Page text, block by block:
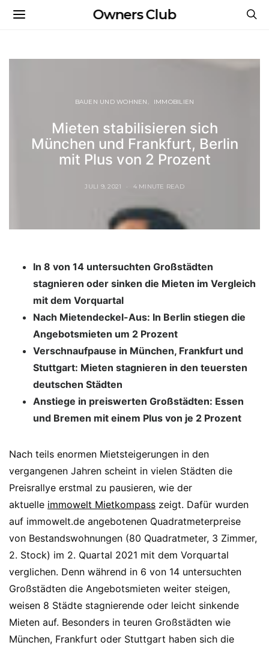
Owners Club
BAUEN UND WOHNEN IMMOBILIEN
Mieten stabilisieren sich
München und Frankfurt, Berlin
mit Plus von 2 Prozent
JULI 9, 2021 4 MINUTE READ
In 8 von 14 untersuchten Großstädten
stagnieren oder sinken die Mieten im Vergleich
mit dem Vorquartal
Nach Mietendeckel-Aus: In Berlin stiegen die
Angebotsmieten um 2 Prozent
Verschnaufpause in München, Frankfurt und
Stuttgart: Mieten stagnieren in den teuersten
deutschen Städten
Anstiege in preiswerten Großstädten: Essen
und Bremen mit einem Plus von je 2 Prozent
Nach teils enormen Mietsteigerungen in den
vergangenen Jahren scheint in vielen Städten die
Preisrallye erstmal zu pausieren, wie der
aktuelle immowelt Mietkompass zeigt. Dafür wurden
auf immowelt.de angebotenen Quadratmeterpreise
von Bestandswohnungen (80 Quadratmeter, 3 Zimmer,
2. Stock) im 2. Quartal 2021 mit dem Vorquartal
verglichen. Denn während in 6 von 14 untersuchten
Großstädten die Angebotsmieten weiter steigen,
weisen 8 Städte stagnierende oder leicht sinkende
Mieten auf. Besonders in teuren Großstädten wie
München, Frankfurt oder Stuttgart haben sich die